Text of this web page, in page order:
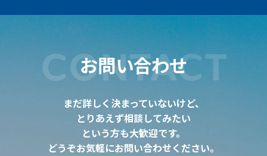
お問い合わせ
CONTACT
まだ詳しく決まっていないけど、
とりあえず相談してみたい
という方も大歓迎です。
どうぞお気軽にお問い合わせください。